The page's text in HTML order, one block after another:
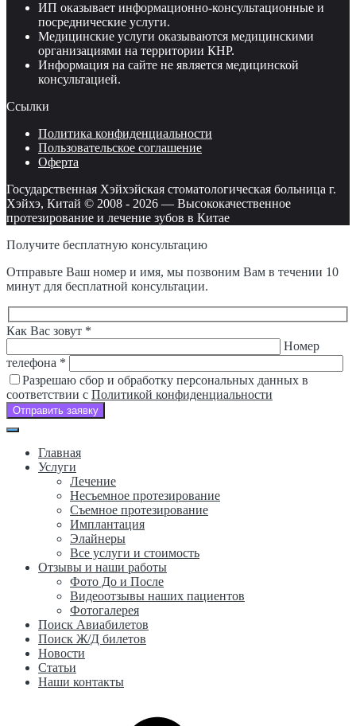
ИП оказывает информационно-консультационные и
посреднические услуги.
Медицинские услуги оказываются медицинскими
организациями на территории КНР.
Информация на сайте не является медицинской
консультацией.
Ссылки
Политика конфиденциальности
Пользовательское соглашение
Оферта
Государственная Хэйхэйская стоматологическая больница г.
Хэйхэ, Китай © 2008 - 2026 — Высококачественное
протезирование и лечение зубов в Китае
Получите бесплатную консультацию
Отправьте Ваш номер и имя, мы позвоним Вам в течении 10
минут для бесплатной консультации.
Оставьте
поле
пустым.
Как Вас зовут *
Номер
телефона *
Разрешаю сбор и обработку персональных данных в
соответствии с Политикой конфиденциальности
Отправить заявку
Главная
Услуги
Лечение
Несъемное протезирование
Съемное протезирование
Имплантация
Элайнеры
Все услуги и стоимость
Отзывы и наши работы
Фото До и После
Видеоотзывы наших пациентов
Фотогалерея
Поиск Авиабилетов
Поиск Ж/Д билетов
Новости
Статьи
Наши контакты